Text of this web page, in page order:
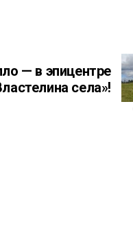
— в эпицентре
села»!